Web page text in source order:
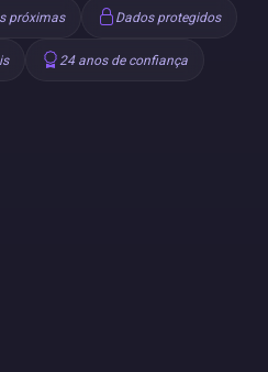
próximas Dados protegidos
24 anos de confiança